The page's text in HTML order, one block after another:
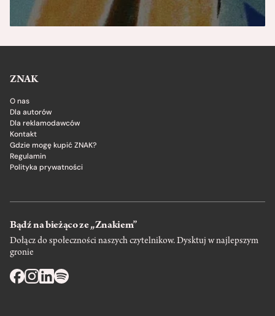
ZNAK
O nas
Dla autorów
Dla reklamodawców
Kontakt
Gdzie mogę kupić ZNAK?
Regulamin
Polityka prywatności
Bądź na bieżąco ze „Znakiem”
Dołącz do społeczności naszych czytelnikow. Dysktuj w najlepszym
gronie